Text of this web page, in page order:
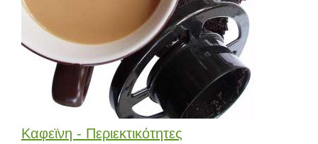
Καφεϊνη - Περιεκτικότητες